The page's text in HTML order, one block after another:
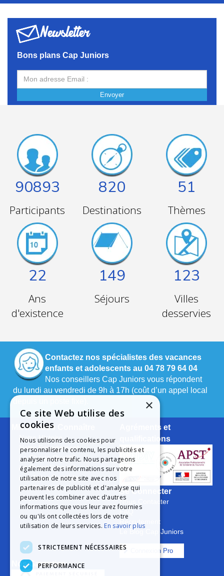
Newsletter
Bons plans Cap Juniors
Envoyer
90893
Participants
820
Destinations
51
Thèmes
22
Ans
d'existence
149
Séjours
123
Villes
desservies
Contactez nos spécialistes des vacances
enfants et adolescents au 04 78 79 64 04
Nos conseillers Cap Juniors vous répondent
du lundi au vendredi de 9h à 17h (coût d’un appel local
Mieux nous Connaître
Notre Histoire
Notre Engagement
La Charte Qualité
Le Projet Educatif
Les Aides Possibles
Les Groupes
Agréments et
qualifications
Se Connecter
Nous Contacter
Recrutement
Le Blog Cap Juniors
Connexion Pro
Nos Garanties
×
Ce site Web utilise des
cookies
Nous utilisons des cookies pour
personnaliser le contenu, les publicités et
analyser notre trafic. Nous partageons
également des informations sur votre
utilisation de notre site avec nos
partenaires de publicité et d'analyse qui
peuvent les combiner avec d'autres
informations que vous leur avez fournies
ou qu'ils ont collectées lors de votre
utilisation de leurs services. En savoir plus
STRICTEMENT NÉCESSAIRES
PERFORMANCE